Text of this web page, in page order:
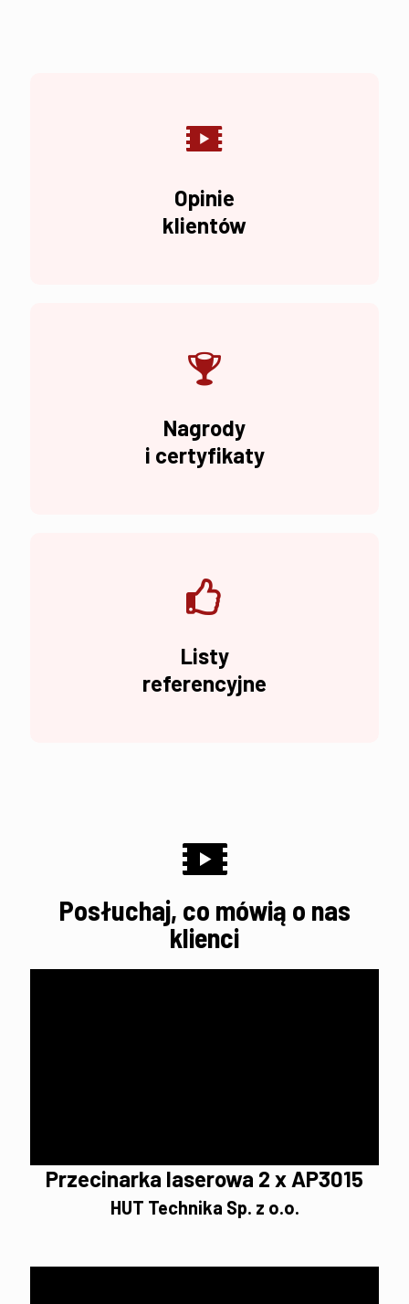
Opinie
klientów
Nagrody
i certyfikaty
Listy
referencyjne
Posłuchaj, co mówią o nas
klienci
Przecinarka laserowa 2 x AP3015
HUT Technika Sp. z o.o.